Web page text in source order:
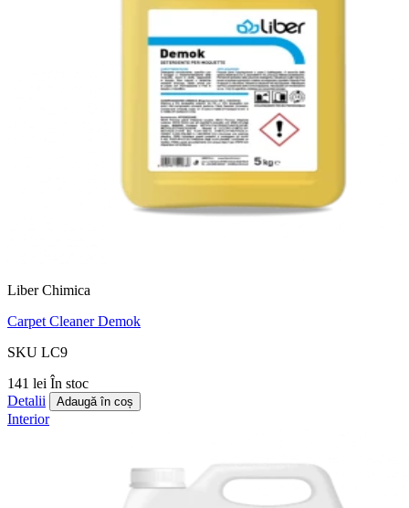
Liber Chimica
Carpet Cleaner Demok
SKU LC9
141 lei În stoc
Detalii
Adaugă în coș
Interior